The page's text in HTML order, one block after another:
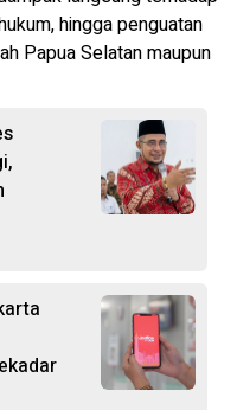
hingga penguatan
Papua Selatan maupun